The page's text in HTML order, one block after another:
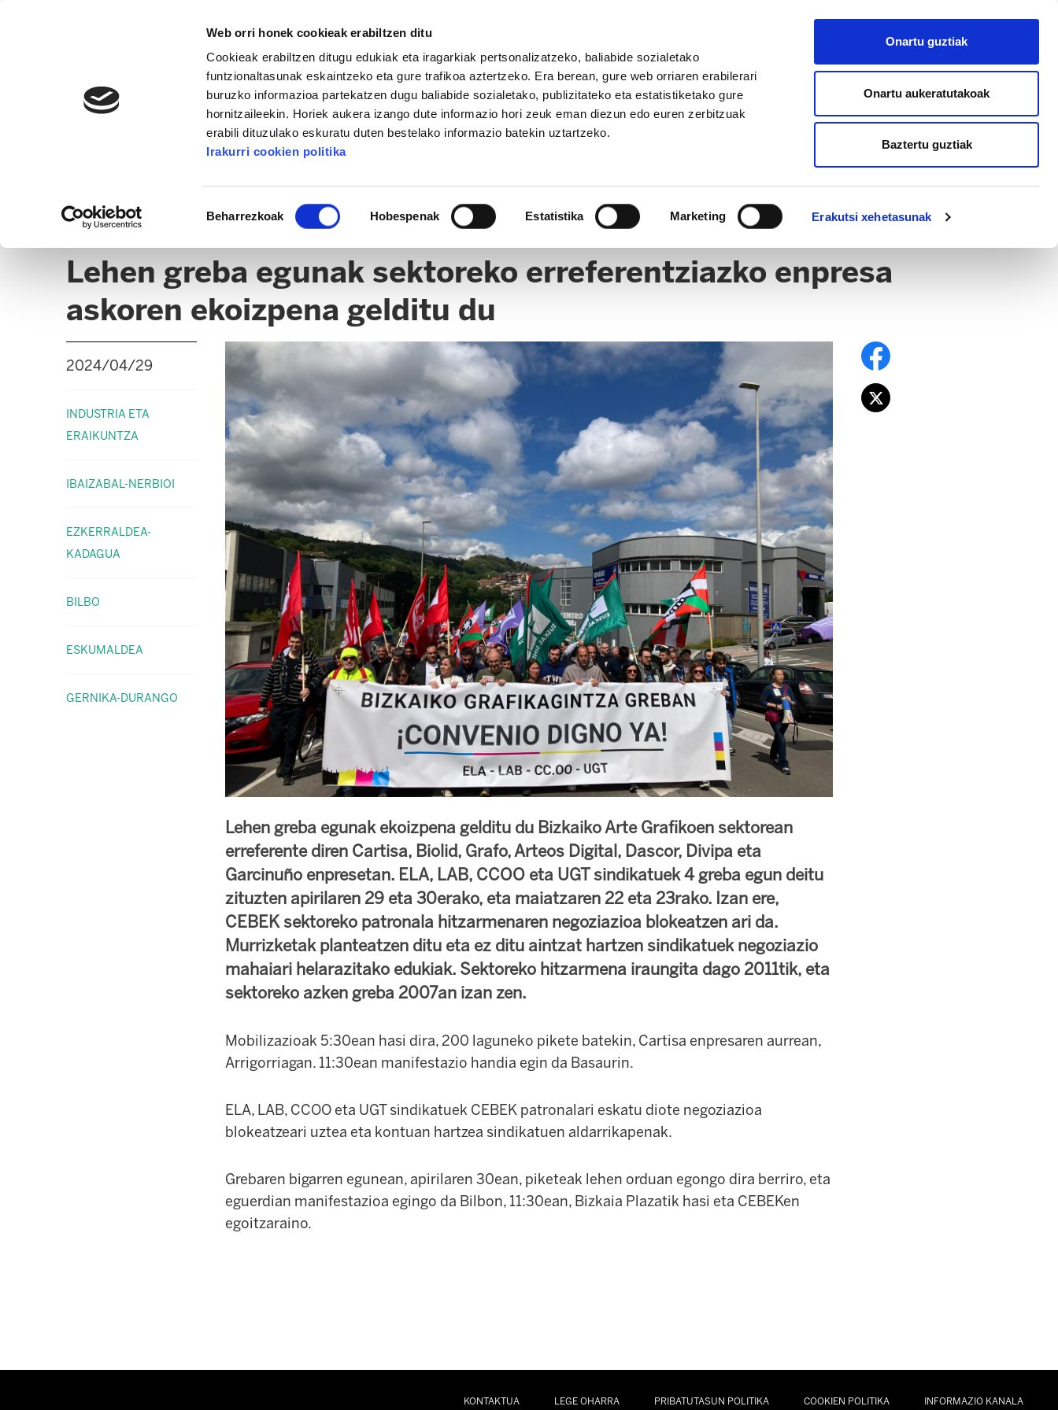
Web orri honek cookieak erabiltzen ditu
Cookieak erabiltzen ditugu edukiak eta iragarkiak pertsonalizatzeko, baliabide sozialetako
funtzionaltasunak eskaintzeko eta gure trafikoa aztertzeko. Era berean, gure web orriaren erabilerari
buruzko informazioa partekatzen dugu baliabide sozialetako, publizitateko eta estatistiketako gure
hornitzaileekin. Horiek aukera izango dute informazio hori zeuk eman diezun edo euren zerbitzuak
erabili dituzulako eskuratu duten bestelako informazio batekin uztartzeko.
Irakurri cookien politika
Beharrezkoak Hobespenak Estatistika Marketing Erakutsi xehetasunak
Onartu guztiak
Onartu aukeratutakoak
Baztertu guztiak
AFILIATU
INDUSTRIA ETA ERAIKUNTZA
BIZKAIKO ARTE GRAFIKOAK
Lehen greba egunak sektoreko erreferentziazko enpresa
askoren ekoizpena gelditu du
2024/04/29
INDUSTRIA ETA
ERAIKUNTZA
IBAIZABAL-NERBIOI
EZKERRALDEA-
KADAGUA
BILBO
ESKUMALDEA
GERNIKA-DURANGO
Lehen greba egunak ekoizpena gelditu du Bizkaiko Arte Grafikoen sektorean
erreferente diren Cartisa, Biolid, Grafo, Arteos Digital, Dascor, Divipa eta
Garcinuño enpresetan. ELA, LAB, CCOO eta UGT sindikatuek 4 greba egun deitu
zituzten apirilaren 29 eta 30erako, eta maiatzaren 22 eta 23rako. Izan ere,
CEBEK sektoreko patronala hitzarmenaren negoziazioa blokeatzen ari da.
Murrizketak planteatzen ditu eta ez ditu aintzat hartzen sindikatuek negoziazio
mahaiari helarazitako edukiak. Sektoreko hitzarmena iraungita dago 2011tik, eta
sektoreko azken greba 2007an izan zen.
Mobilizazioak 5:30ean hasi dira, 200 laguneko pikete batekin, Cartisa enpresaren aurrean,
Arrigorriagan. 11:30ean manifestazio handia egin da Basaurin.
ELA, LAB, CCOO eta UGT sindikatuek CEBEK patronalari eskatu diote negoziazioa
blokeatzeari uztea eta kontuan hartzea sindikatuen aldarrikapenak.
Grebaren bigarren egunean, apirilaren 30ean, piketeak lehen orduan egongo dira berriro, eta
eguerdian manifestazioa egingo da Bilbon, 11:30ean, Bizkaia Plazatik hasi eta CEBEKen
egoitzaraino.
KONTAKTUA LEGE OHARRA PRIBATUTASUN POLITIKA COOKIEN POLITIKA INFORMAZIO KANALA